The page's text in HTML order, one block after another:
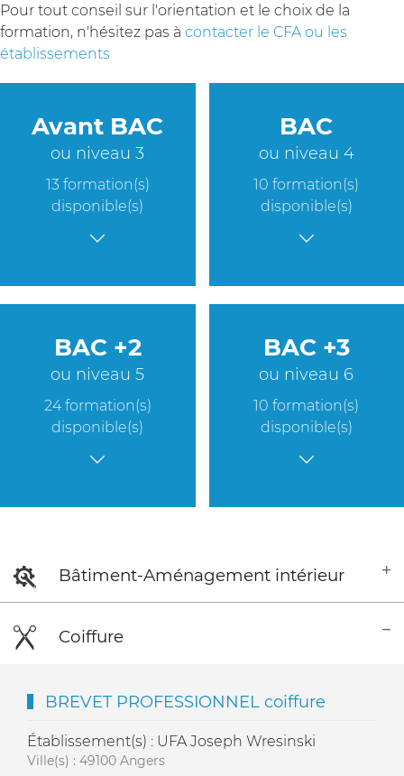
Pour tout conseil sur l'orientation et le choix de la
formation, n'hésitez pas à contacter le CFA ou les
établissements
Avant BAC
ou niveau 3
13 formation(s)
disponible(s)
BAC
ou niveau 4
10 formation(s)
disponible(s)
BAC +2
ou niveau 5
24 formation(s)
disponible(s)
BAC +3
ou niveau 6
10 formation(s)
disponible(s)
Bâtiment-Aménagement intérieur
Coiffure
BREVET PROFESSIONNEL coiffure
Établissement(s) : UFA Joseph Wresinski
Ville(s) : 49100 Angers